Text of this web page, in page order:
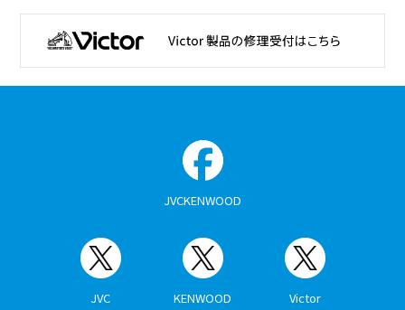
JVCKENWOOD
JVC KENWOOD Victor